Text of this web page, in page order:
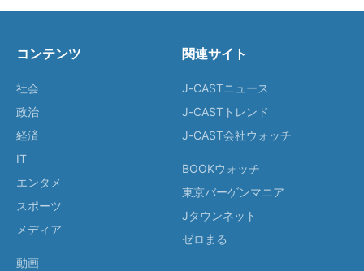
コンテンツ
社会
政治
経済
IT
エンタメ
スポーツ
メディア
動画
関連サイト
J-CASTニュース
J-CASTトレンド
J-CAST会社ウォッチ
BOOKウォッチ
東京バーゲンマニア
Jタウンネット
ゼロまる